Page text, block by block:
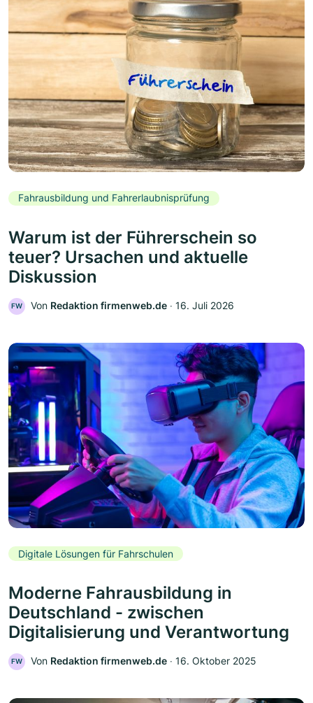
Fahrausbildung und Fahrerlaubnisprüfung
Warum ist der Führerschein so
teuer? Ursachen und aktuelle
Diskussion
FW Von Redaktion firmenweb.de ‧ 16. Juli 2026
Digitale Lösungen für Fahrschulen
Moderne Fahrausbildung in
Deutschland - zwischen
Digitalisierung und Verantwortung
FW Von Redaktion firmenweb.de ‧ 16. Oktober 2025